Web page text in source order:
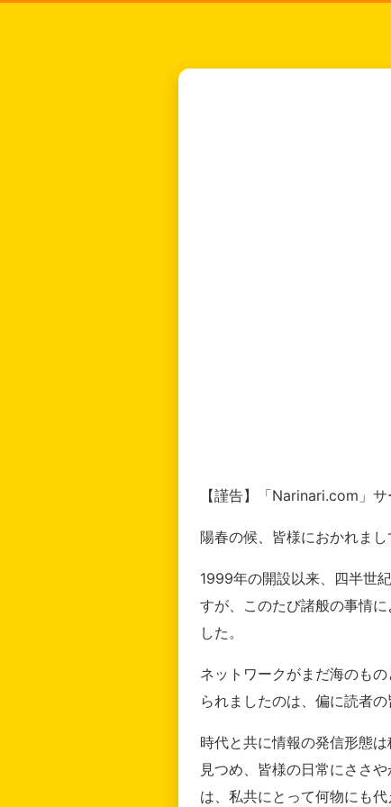
【謹告】「Narinari.com」
陽春の候、皆様におかれま
1999年の開設以来、四半世
すが、このたび諸般の事情
した。
ネットワークがまだ海のも
られましたのは、偏に読者
時代と共に情報の発信形態
見つめ、皆様の日常にささ
は、私共にとって何物にも代